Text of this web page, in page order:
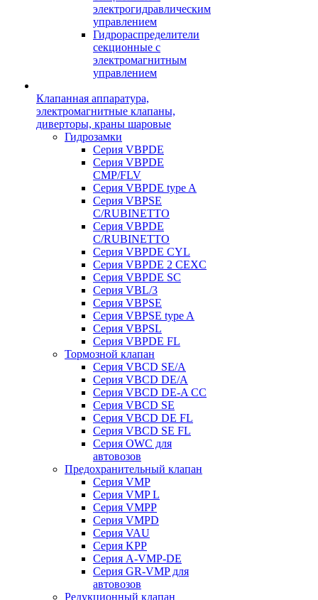
электрогидравлическим
управлением
Гидрораспределители
секционные с
электромагнитным
управлением
Клапанная аппаратура,
электромагнитные клапаны,
диверторы, краны шаровые
Гидрозамки
Серия VBPDE
Серия VBPDE
CMP/FLV
Серия VBPDE type A
Серия VBPSE
C/RUBINETTO
Серия VBPDE
C/RUBINETTO
Серия VBPDE CYL
Серия VBPDE 2 CEXC
Серия VBPDE SC
Серия VBL/3
Серия VBPSE
Серия VBPSE type A
Серия VBPSL
Серия VBPDE FL
Тормозной клапан
Серия VBCD SE/A
Серия VBCD DE/A
Серия VBCD DE-A CC
Серия VBCD SE
Серия VBCD DE FL
Серия VBCD SE FL
Серия OWC для
автовозов
Предохранительный клапан
Серия VMP
Серия VMP L
Серия VMPP
Серия VMPD
Серия VAU
Серия KPP
Серия A-VMP-DE
Серия GR-VMP для
автовозов
Редукционный клапан